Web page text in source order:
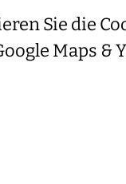
Sie die
Maps &